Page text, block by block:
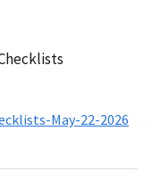
May-22-2026